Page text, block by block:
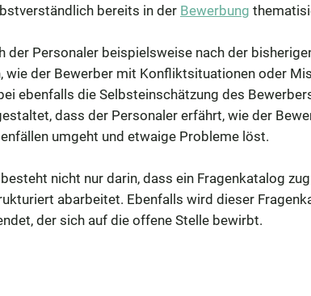
bereits in der Bewerbung
der Personaler beispielsweise nach der
wie der Bewerber mit Konfliktsituationen oder
ebenfalls die Selbsteinschätzung des
dass der Personaler erfährt, wie der
umgeht und etwaige Probleme löst.
besteht nicht nur darin, dass ein Fragenkatalog
abarbeitet. Ebenfalls wird dieser
der sich auf die offene Stelle bewirbt.